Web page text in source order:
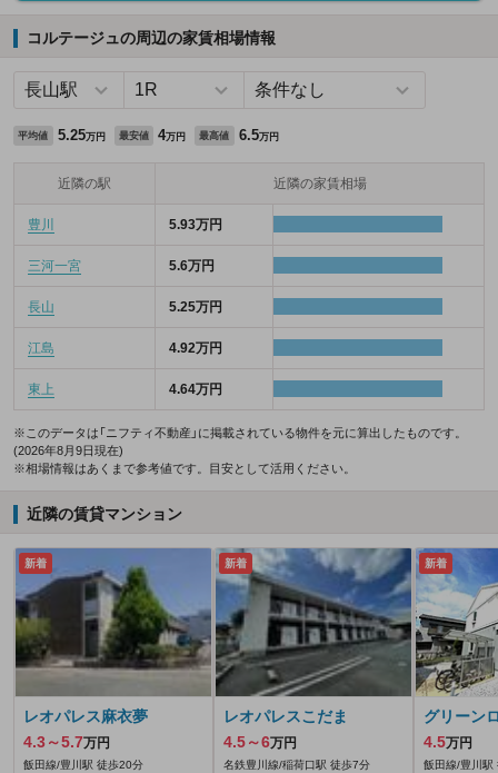
コルテージュの周辺の家賃相場情報
平均値 5.25万円 最安値 4万円 最高値 6.5万円
近隣の駅 近隣の家賃相場
豊川 5.93万円
三河一宮 5.6万円
長山 5.25万円
江島 4.92万円
東上 4.64万円
※このデータは「ニフティ不動産」に掲載されている物件を元に算出したものです。
(2026年8月9日現在)
※相場情報はあくまで参考値です。目安として活用ください。
近隣の賃貸マンション
新着
レオパレス麻衣夢
4.3～5.7万円
飯田線/豊川駅 徒歩20分
新着
レオパレスこだま
4.5～6万円
名鉄豊川線/稲荷口駅 徒歩7分
新着
グリーン
4.5万円
飯田線/豊川駅